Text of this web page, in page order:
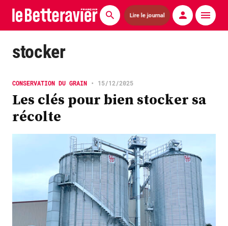
Lire le journal
Actualités
Agronomie
Matériels
La technique ITB
Pommes de terre
Guides pratiques
Chasse
stocker
CONSERVATION DU GRAIN • 15/12/2025
Les clés pour bien stocker sa
récolte